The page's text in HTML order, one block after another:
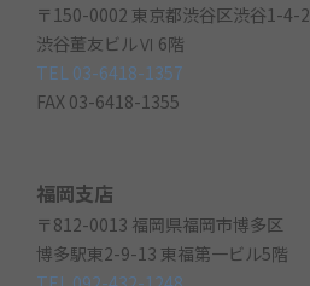
〒150-0002 東京都渋谷区渋谷1-4-2
渋谷董友ビルⅥ 6階
TEL 03-6418-1357
FAX 03-6418-1355
福岡支店
〒812-0013 福岡県福岡市博多区
博多駅東2-9-13 東福第一ビル5階